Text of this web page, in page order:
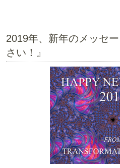
2019年、新年のメッセ
さい！』